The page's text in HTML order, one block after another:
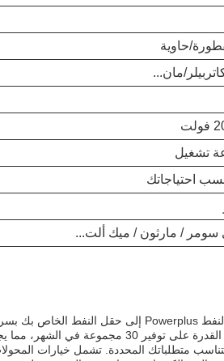
حاوية
مان...
احتياجاتك
سومر / مارثون / ميك ألت...